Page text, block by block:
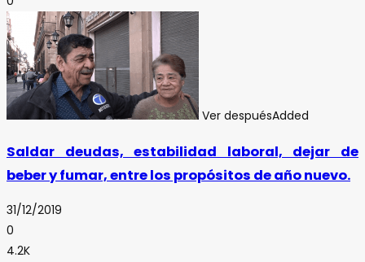
Ver despuésAdded
Saldar deudas, estabilidad laboral, dejar de
beber y fumar, entre los propósitos de año nuevo.
31/12/2019
0
4.2K